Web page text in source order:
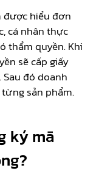
được hiểu đơn
cá nhân thực
thẩm quyền. Khi
sẽ cấp giấy
đó doanh
sản phẩm.
ký mã